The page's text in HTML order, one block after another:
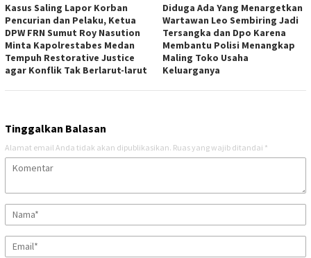
Kasus Saling Lapor Korban
Pencurian dan Pelaku, Ketua
DPW FRN Sumut Roy Nasution
Minta Kapolrestabes Medan
Tempuh Restorative Justice
agar Konflik Tak Berlarut-larut
Diduga Ada Yang Menargetkan
Wartawan Leo Sembiring Jadi
Tersangka dan Dpo Karena
Membantu Polisi Menangkap
Maling Toko Usaha
Keluarganya
Tinggalkan Balasan
Alamat email Anda tidak akan dipublikasikan. Ruas yang wajib ditandai *